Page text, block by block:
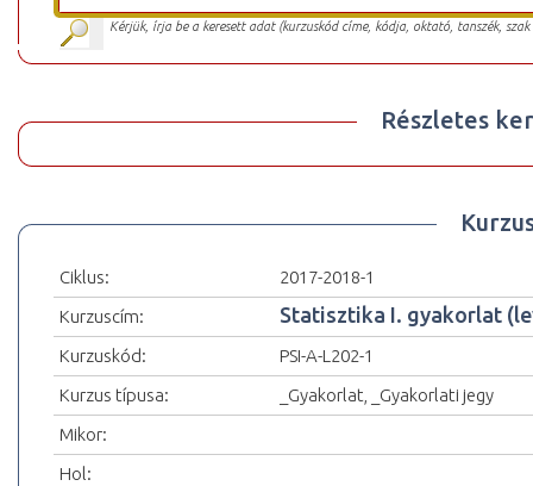
Kérjük, írja be a keresett adat (kurzuskód címe, kódja, oktató, tanszék,
Részletes
Ciklus:
2017-2018-1
Kurzuscím:
Statisztika I. gyakorlat
Kurzuskód:
PSI-A-L202-1
Kurzus típusa:
_Gyakorlat, _Gyakorlati jegy
Mikor:
Hol: